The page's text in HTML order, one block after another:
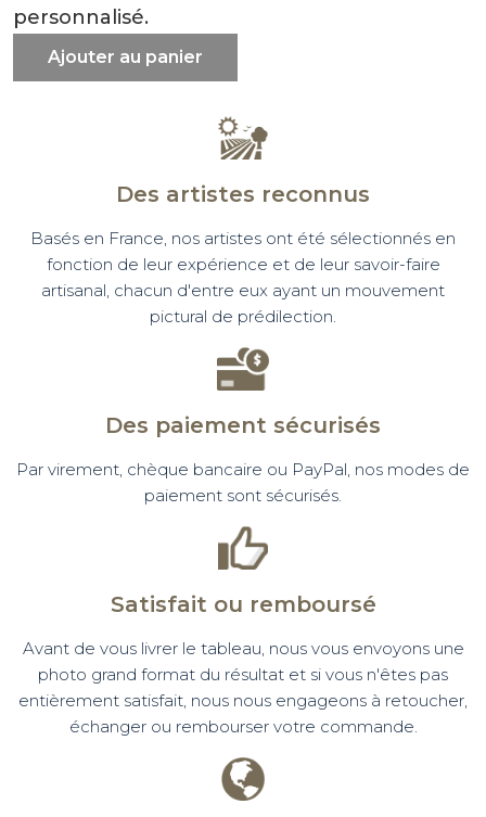
personnalisé.
Ajouter au panier
Des artistes reconnus
Basés en France, nos artistes ont été sélectionnés en
fonction de leur expérience et de leur savoir-faire
artisanal, chacun d'entre eux ayant un mouvement
pictural de prédilection.
Des paiement sécurisés
Par virement, chèque bancaire ou PayPal, nos modes de
paiement sont sécurisés.
Satisfait ou remboursé
Avant de vous livrer le tableau, nous vous envoyons une
photo grand format du résultat et si vous n'êtes pas
entièrement satisfait, nous nous engageons à retoucher,
échanger ou rembourser votre commande.